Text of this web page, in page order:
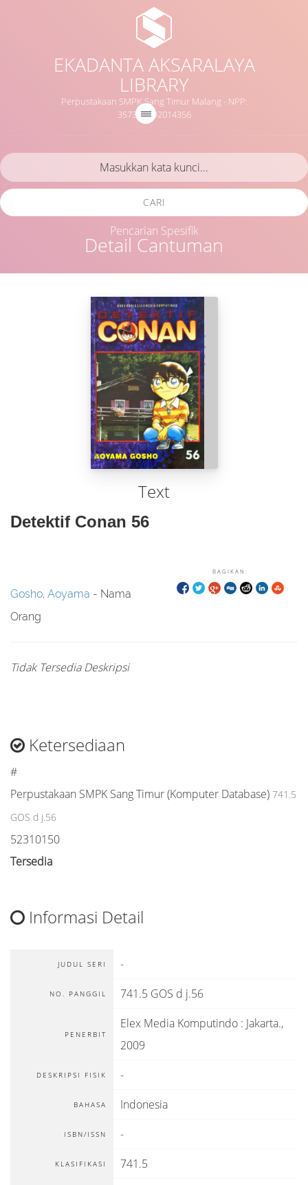
EKADANTA AKSARALAYA
LIBRARY
Perpustakaan SMPK Sang Timur Malang - NPP:
3573021D2014356
Detail Cantuman
CARI
Pencarian Spesifik
Text
Detektif Conan 56
BAGIKAN:
Gosho, Aoyama - Nama
Orang
Tidak Tersedia Deskripsi
Ketersediaan
#
Perpustakaan SMPK Sang Timur (Komputer Database) 741.5
GOS d j.56
52310150
Tersedia
Informasi Detail
JUDUL SERI -
NO. PANGGIL 741.5 GOS d j.56
PENERBIT
Elex Media Komputindo : Jakarta.,
2009
DESKRIPSI FISIK -
BAHASA Indonesia
ISBN/ISSN -
KLASIFIKASI 741.5